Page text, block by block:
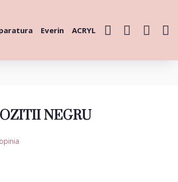
Everin ACRYL
NEGRU